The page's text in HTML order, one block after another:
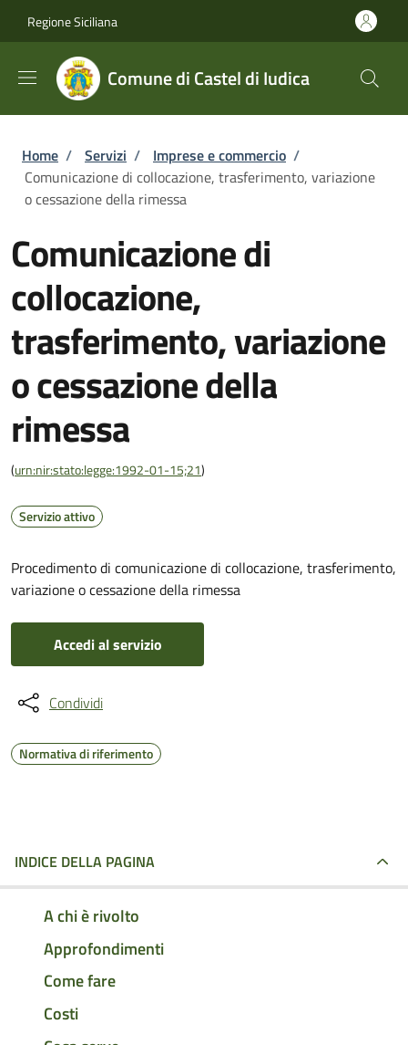
Regione Siciliana
Comune di Castel di Iudica
Briciole di pane
Home / Servizi / Imprese e commercio /
Comunicazione di collocazione, trasferimento, variazione
o cessazione della rimessa
Comunicazione di
collocazione,
trasferimento, variazione
o cessazione della
rimessa
(urn:nir:stato:legge:1992-01-15;21)
Servizio attivo
Procedimento di comunicazione di collocazione, trasferimento,
variazione o cessazione della rimessa
Accedi al servizio
Condividi
Normativa di riferimento
INDICE DELLA PAGINA
A chi è rivolto
Approfondimenti
Come fare
Costi